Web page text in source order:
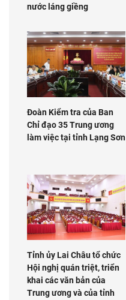
nước láng giềng
Đoàn Kiểm tra của Ban
Chỉ đạo 35 Trung ương
làm việc tại tỉnh Lạng Sơn
Tỉnh ủy Lai Châu tổ chức
Hội nghị quán triệt, triển
khai các văn bản của
Trung ương và của tỉnh